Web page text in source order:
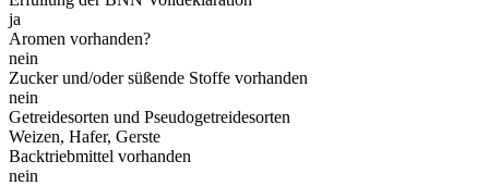
ja
Aromen vorhanden?
nein
Zucker und/oder süßende Stoffe vorhanden
nein
Getreidesorten und Pseudogetreidesorten
Weizen, Hafer, Gerste
Backtriebmittel vorhanden
nein